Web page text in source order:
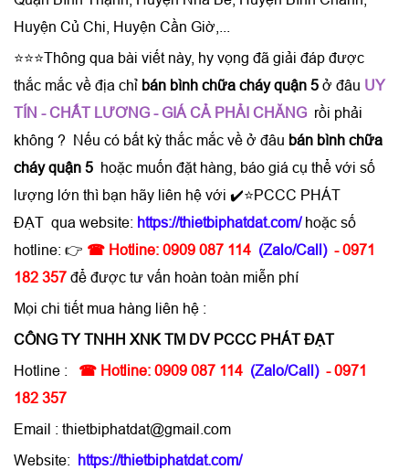
Huyện Củ Chi, Huyện Cần Giờ,...
⭐⭐⭐Thông qua bài viết này, hy vọng đã giải đáp được
thắc mắc về địa chỉ bán bình chữa cháy quận 5 ở đâu UY
TÍN - CHẤT LƯƠNG - GIÁ CẢ PHẢI CHĂNG rồi phải
không ? Nếu có bất kỳ thắc mắc về ở đâu bán bình chữa
cháy quận 5 hoặc muốn đặt hàng, báo giá cụ thể với số
lượng lớn thì bạn hãy liên hệ với ✔️⭐PCCC PHÁT
ĐẠT qua website: https://thietbiphatdat.com/ hoặc số
hotline: 👉 ☎ Hotline: 0909 087 114 (Zalo/Call) - 0971
182 357 để được tư vấn hoàn toàn miễn phí
Mọi chi tiết mua hàng liên hệ :
CÔNG TY TNHH XNK TM DV PCCC PHÁT ĐẠT
Hotline :
☎ Hotline: 0909 087 114 (Zalo/Call) - 0971
182 357
Email : thietbiphatdat@gmail.com
Website:
https://thietbiphatdat.com/